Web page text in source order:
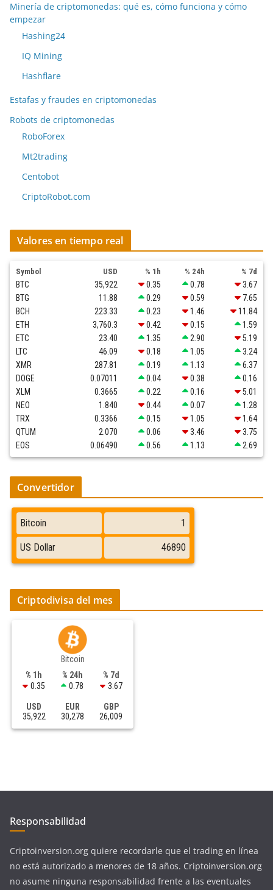
Minería de criptomonedas: qué es, cómo funciona y cómo
empezar
Hashing24
IQ Mining
Hashflare
Estafas y fraudes en criptomonedas
Robots de criptomonedas
RoboForex
Mt2trading
Centobot
CriptoRobot.com
Valores en tiempo real
Symbol USD % 1h % 24h % 7d
BTC 35,922 0.35 0.78
3.67
BTG
11.88 0.29 0.59
7.65
BCH
223.33 0.23 1.46
11.84
ETH
3,760.3 0.42 0.15
1.59
ETC
23.40 1.35 2.90
5.19
LTC
46.09 0.18 1.05
3.24
XMR
287.81 0.19 1.13
6.37
DOGE
0.07011 0.04 0.38
0.16
XLM
0.3665 0.22 0.16
5.01
NEO
1.840 0.44 0.07
1.28
TRX
0.3366 0.15 1.05
1.64
QTUM
2.070 0.06 3.46
3.75
EOS
0.06490 0.56 1.13 2.69
Convertidor
Criptodivisa del mes
Bitcoin
% 1h
0.35
% 24h
0.78
% 7d
3.67
USD
35,922
EUR
30,278
GBP
26,009
Responsabilidad
Criptoinversion.org quiere recordarle que el trading en línea
no está autorizado a menores de 18 años. Criptoinversion.org
no asume ninguna responsabilidad frente a las eventuales